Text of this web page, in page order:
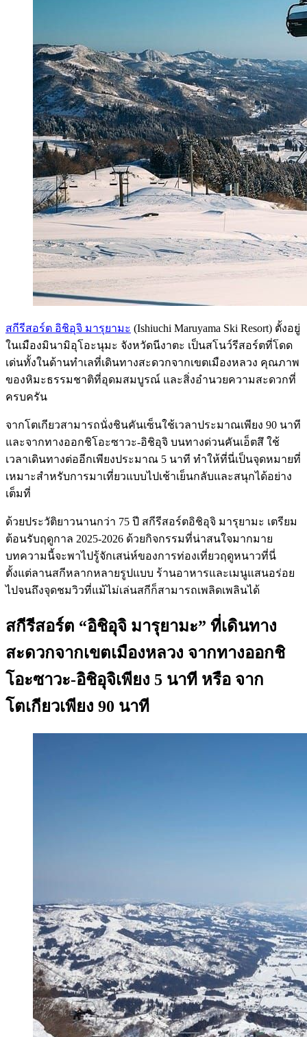
สกีรีสอร์ต อิชิอุจิ มารุยามะ (Ishiuchi Maruyama Ski Resort) ตั้งอยู่
ในเมืองมินามิอุโอะนุมะ จังหวัดนีงาตะ เป็นสโนว์รีสอร์ตที่โดด
เด่นทั้งในด้านทำเลที่เดินทางสะดวกจากเขตเมืองหลวง คุณภาพ
ของหิมะธรรมชาติที่อุดมสมบูรณ์ และสิ่งอำนวยความสะดวกที่
ครบครัน
จากโตเกียวสามารถนั่งชินคันเซ็นใช้เวลาประมาณเพียง 90 นาที
และจากทางออกชิโอะซาวะ-อิชิอุจิ บนทางด่วนคันเอ็ตสึ ใช้
เวลาเดินทางต่ออีกเพียงประมาณ 5 นาที ทำให้ที่นี่เป็นจุดหมายที่
เหมาะสำหรับการมาเที่ยวแบบไปเช้าเย็นกลับและสนุกได้อย่าง
เต็มที่
ด้วยประวัติยาวนานกว่า 75 ปี สกีรีสอร์ตอิชิอุจิ มารุยามะ เตรียม
ต้อนรับฤดูกาล 2025-2026 ด้วยกิจกรรมที่น่าสนใจมากมาย
บทความนี้จะพาไปรู้จักเสน่ห์ของการท่องเที่ยวฤดูหนาวที่นี่
ตั้งแต่ลานสกีหลากหลายรูปแบบ ร้านอาหารและเมนูแสนอร่อย
ไปจนถึงจุดชมวิวที่แม้ไม่เล่นสกีก็สามารถเพลิดเพลินได้
สกีรีสอร์ต “อิชิอุจิ มารุยามะ” ที่เดินทาง
สะดวกจากเขตเมืองหลวง จากทางออกชิ
โอะซาวะ-อิชิอุจิเพียง 5 นาที หรือ จาก
โตเกียวเพียง 90 นาที